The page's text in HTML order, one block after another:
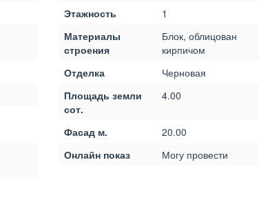
Этажность
1
Материалы
строения
Блок, облицован
кирпичом
Отделка
Черновая
Площадь земли
сот.
4.00
Фасад м.
20.00
Онлайн показ
Могу провести